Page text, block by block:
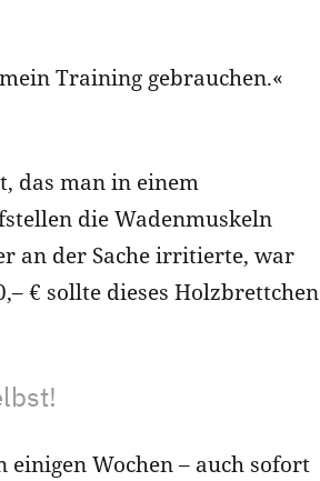
Training gebrauchen.«
das man in einem
die Wadenmuskeln
an der Sache irritierte, war
€ sollte dieses Holzbrettchen
Wochen – auch sofort